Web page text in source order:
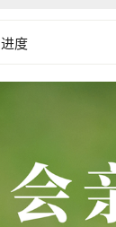
进度